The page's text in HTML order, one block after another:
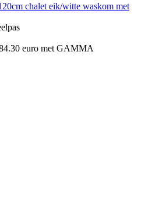
chalet eik/witte waskom met
euro met GAMMA